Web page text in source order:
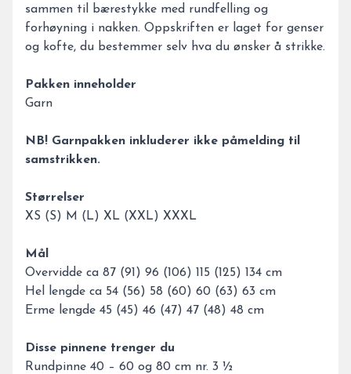
sammen til bærestykke med rundfelling og
forhøyning i nakken. Oppskriften er laget for genser
og kofte, du bestemmer selv hva du ønsker å strikke.
Pakken inneholder
Garn
NB! Garnpakken inkluderer ikke påmelding til
samstrikken.
Størrelser
XS (S) M (L) XL (XXL) XXXL
Mål
Overvidde ca 87 (91) 96 (106) 115 (125) 134 cm
Hel lengde ca 54 (56) 58 (60) 60 (63) 63 cm
Erme lengde 45 (45) 46 (47) 47 (48) 48 cm
Disse pinnene trenger du
Rundpinne 40 – 60 og 80 cm nr. 3 ½